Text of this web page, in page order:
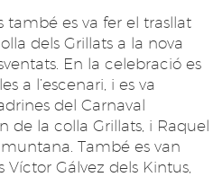
també es va fer el trasllat
dels Grillats a la nova
En la celebració es
a l’escenari, i es va
del Carnaval
de la colla Grillats, i Raquel
També es van
Víctor Gálvez dels Kintus,